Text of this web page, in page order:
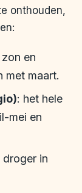
onthouden,
en
met maart.
: het hele
mei en
in